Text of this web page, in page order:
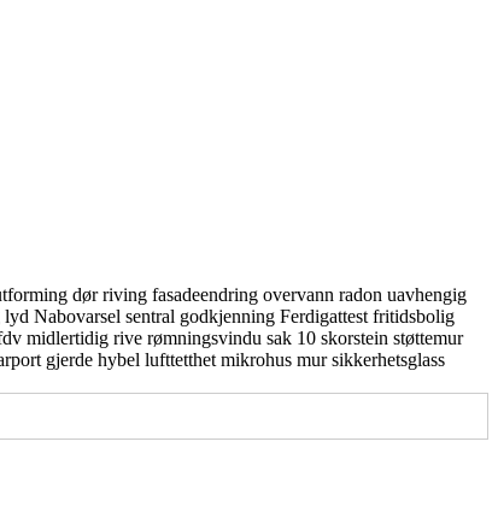
dørriving fasadeendring overvann radon uavhengig
lyd Nabovarsel sentral godkjenning Ferdigattest fritidsbolig
midlertidig rive rømningsvindu sak 10 skorstein støttemur
gjerde hybel lufttetthet mikrohus mursikkerhetsglass